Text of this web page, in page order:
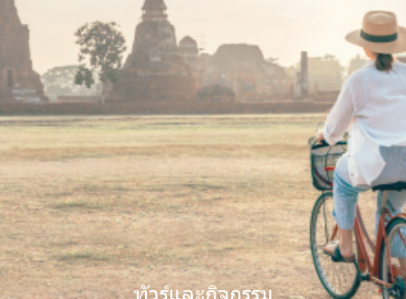
ทัวร์และกิจกรรม